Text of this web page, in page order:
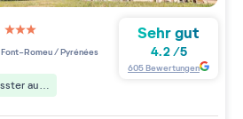
3 étoiles sur 5
Font-Romeu / Pyrénées
Sehr gut
4.2/5
605Bewertungen